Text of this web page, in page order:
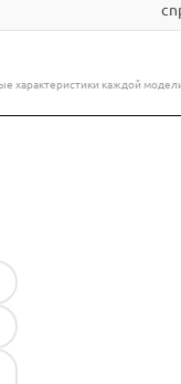
характеристики каждой